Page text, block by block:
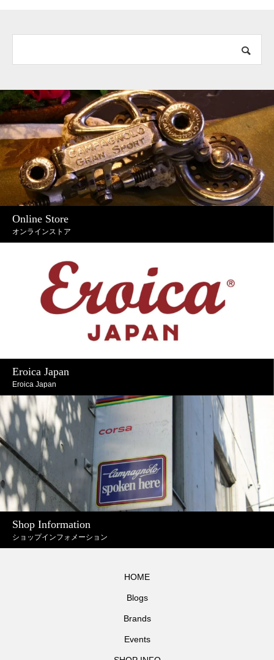
Online Store
オンラインストア
Eroica Japan
Eroica Japan
Shop Information
ショップインフォメーション
HOME
Blogs
Brands
Events